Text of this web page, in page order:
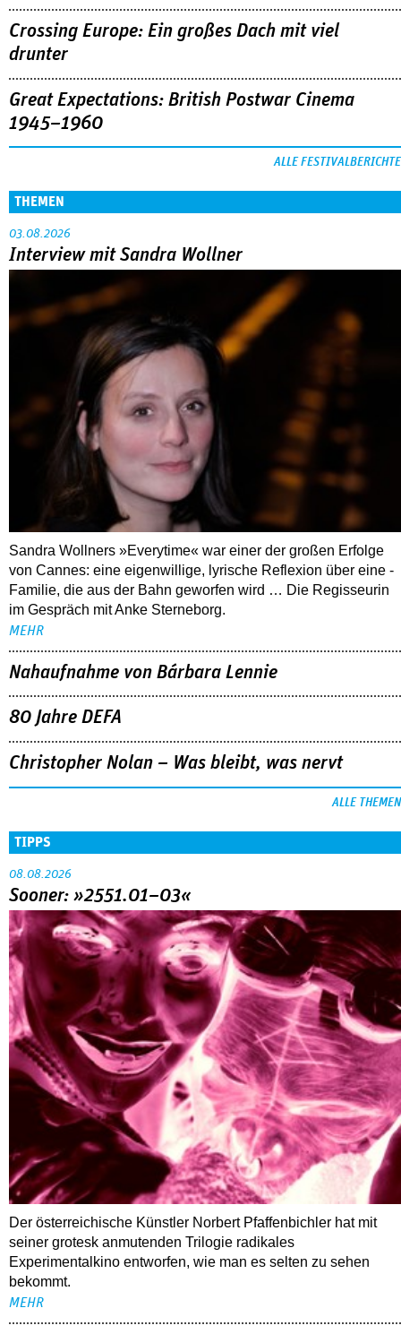
Crossing Europe: Ein großes Dach mit viel
drunter
Great Expectations: British Postwar Cinema
1945–1960
ALLE FESTIVALBERICHTE
THEMEN
03.08.2026
Interview mit Sandra Wollner
Sandra Wollners »Everytime« war einer der großen Erfolge
von Cannes: eine eigenwillige, lyrische Reflexion über eine ­
Familie, die aus der Bahn geworfen wird … Die Regisseurin
im Gespräch mit Anke Sterneborg.
MEHR
Nahaufnahme von Bárbara Lennie
80 Jahre DEFA
Christopher Nolan – Was bleibt, was nervt
ALLE THEMEN
TIPPS
08.08.2026
Sooner: »2551.01–03«
Der österreichische Künstler Norbert Pfaffenbichler hat mit
seiner grotesk anmutenden Trilogie radikales
Experimentalkino entworfen, wie man es selten zu sehen
bekommt.
MEHR